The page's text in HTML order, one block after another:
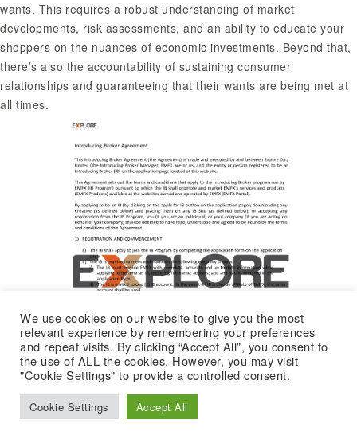
wants. This requires a robust understanding of market
developments, risk assessments, and an ability to educate your
shoppers on the nuances of economic investments. Beyond that,
there’s also the accountability of sustaining consumer
relationships and guaranteeing that their wants are being met at
all times.
We use cookies on our website to give you the most
relevant experience by remembering your preferences
and repeat visits. By clicking “Accept All”, you consent to
the use of ALL the cookies. However, you may visit
"Cookie Settings" to provide a controlled consent.
Cookie Settings Accept All